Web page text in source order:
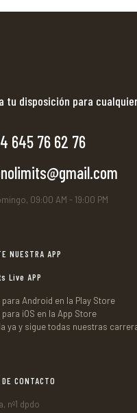
tu disposición para
645 76 62 76
09:00 AM - 19:00 PM
NUESTRA APP
Live APP
Android en la Play Store
iOS en la App Store
ya y sigue todas nuestras
CONTACTO
nº1 dpdo